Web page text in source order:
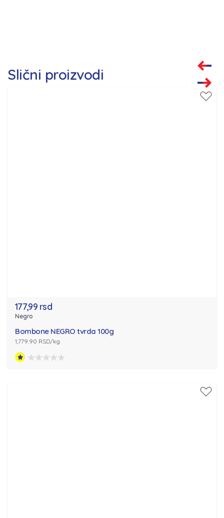
Slični proizvodi
177,99 rsd
Negro
Bombone NEGRO tvrda 100g
1,779.90 RSD/kg